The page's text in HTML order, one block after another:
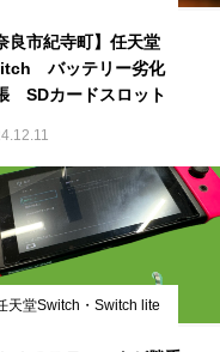
良市紀寺町】任天堂
バッテリー劣化
SDカードスロット
天堂Switch・Switch lite